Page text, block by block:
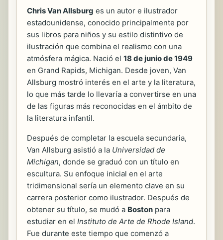
Chris Van Allsburg es un autor e ilustrador
estadounidense, conocido principalmente por
sus libros para niños y su estilo distintivo de
ilustración que combina el realismo con una
atmósfera mágica. Nació el 18 de junio de 1949
en Grand Rapids, Michigan. Desde joven, Van
Allsburg mostró interés en el arte y la literatura,
lo que más tarde lo llevaría a convertirse en una
de las figuras más reconocidas en el ámbito de
la literatura infantil.
Después de completar la escuela secundaria,
Van Allsburg asistió a la Universidad de
Michigan, donde se graduó con un título en
escultura. Su enfoque inicial en el arte
tridimensional sería un elemento clave en su
carrera posterior como ilustrador. Después de
obtener su título, se mudó a Boston para
estudiar en el Instituto de Arte de Rhode Island.
Fue durante este tiempo que comenzó a